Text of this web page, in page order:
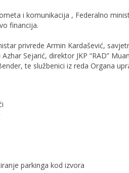
i komunikacija , Federalno
financija.
privrede Armin Kardašević,
Sejarić, direktor JKP “RAD”
te službenici iz reda Organa
parkinga kod izvora